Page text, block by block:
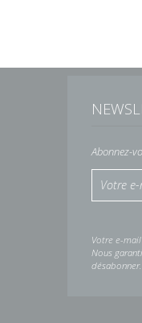
Abonnez-
Votre e-
Nous
désabonner.